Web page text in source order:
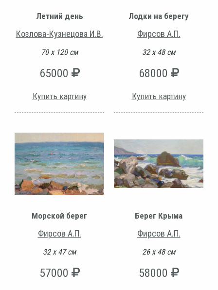
Летний день
Козлова-Кузнецова И.В.
70 х 120 см
65000
Купить картину
Лодки на берегу
Фирсов А.П.
32 х 48 см
68000
Купить картину
Морской берег
Фирсов А.П.
32 х 47 см
57000
Берег Крыма
Фирсов А.П.
26 х 48 см
58000